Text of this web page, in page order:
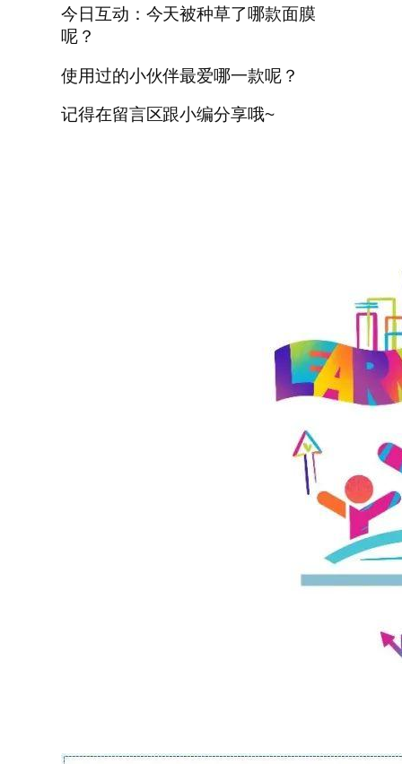
今日互动：今天被种草了哪款面膜
呢？
使用过的小伙伴最爱哪一款呢？
记得在留言区跟小编分享哦~